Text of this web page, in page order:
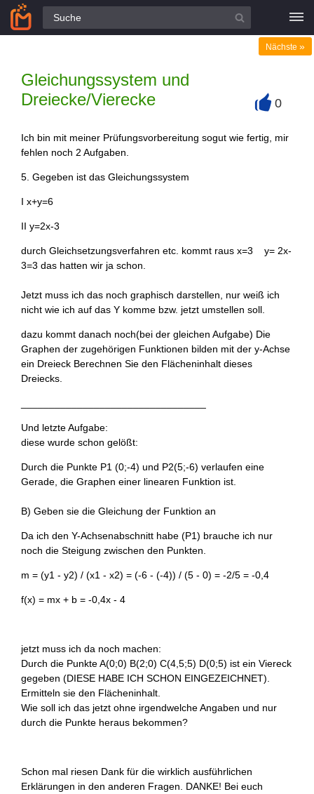
Alle Fragen
Gleichungssystem und
Dreiecke/Vierecke
Nächste »
0
Ich bin mit meiner Prüfungsvorbereitung sogut wie fertig, mir
fehlen noch 2 Aufgaben.
5. Gegeben ist das Gleichungssystem
I x+y=6
II y=2x-3
durch Gleichsetzungsverfahren etc. kommt raus x=3 y= 2x-
3=3 das hatten wir ja schon.
Jetzt muss ich das noch graphisch darstellen, nur weiß ich
nicht wie ich auf das Y komme bzw. jetzt umstellen soll.
dazu kommt danach noch(bei der gleichen Aufgabe) Die
Graphen der zugehörigen Funktionen bilden mit der y-Achse
ein Dreieck Berechnen Sie den Flächeninhalt dieses
Dreiecks.
Und letzte Aufgabe:
diese wurde schon gelößt:
Durch die Punkte P1 (0;-4) und P2(5;-6) verlaufen eine
Gerade, die Graphen einer linearen Funktion ist.
B) Geben sie die Gleichung der Funktion an
Da ich den Y-Achsenabschnitt habe (P1) brauche ich nur
noch die Steigung zwischen den Punkten.
m = (y1 - y2) / (x1 - x2) = (-6 - (-4)) / (5 - 0) = -2/5 = -0,4
f(x) = mx + b = -0,4x - 4
jetzt muss ich da noch machen:
Durch die Punkte A(0;0) B(2;0) C(4,5;5) D(0;5) ist ein Viereck
gegeben (DIESE HABE ICH SCHON EINGEZEICHNET).
Ermitteln sie den Flächeninhalt.
Wie soll ich das jetzt ohne irgendwelche Angaben und nur
durch die Punkte heraus bekommen?
Schon mal riesen Dank für die wirklich ausführlichen
Erklärungen in den anderen Fragen. DANKE! Bei euch